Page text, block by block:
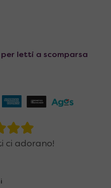
letti a scomparsa
ci adorano!